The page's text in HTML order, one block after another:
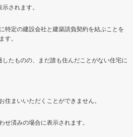
されます。
特定の建設会社と建築請負契約を結ぶことを
。
たものの、まだ誰も住んだことがない住宅に
まいいただくことができません。
済みの場合に表示されます。